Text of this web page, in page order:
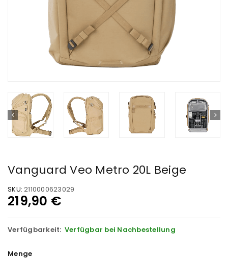
Vanguard Veo Metro 20L Beige
SKU: 2110000623029
219,90 €
Verfügbarkeit: Verfügbar bei Nachbestellung
Menge